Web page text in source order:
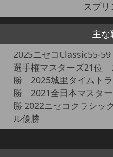
スプリ
主な
2025ニセコClassic55-
選手権マスターズ21位
勝 2025城里タイムト
勝 2021全日本マスタ
勝 2022ニセコクラシッ
ル優勝